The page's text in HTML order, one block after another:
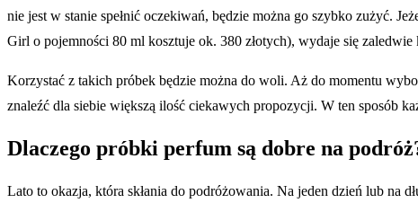
nie jest w stanie spełnić oczekiwań, będzie można go szybko zużyć.
Girl o pojemności 80 ml kosztuje ok. 380 złotych), wydaje się zaledwie
Korzystać z takich próbek będzie można do woli. Aż do momentu
znaleźć dla siebie większą ilość ciekawych propozycji. W ten sposób
Dlaczego próbki perfum są dobre na
Lato to okazja, która skłania do podróżowania. Na jeden dzień lub na